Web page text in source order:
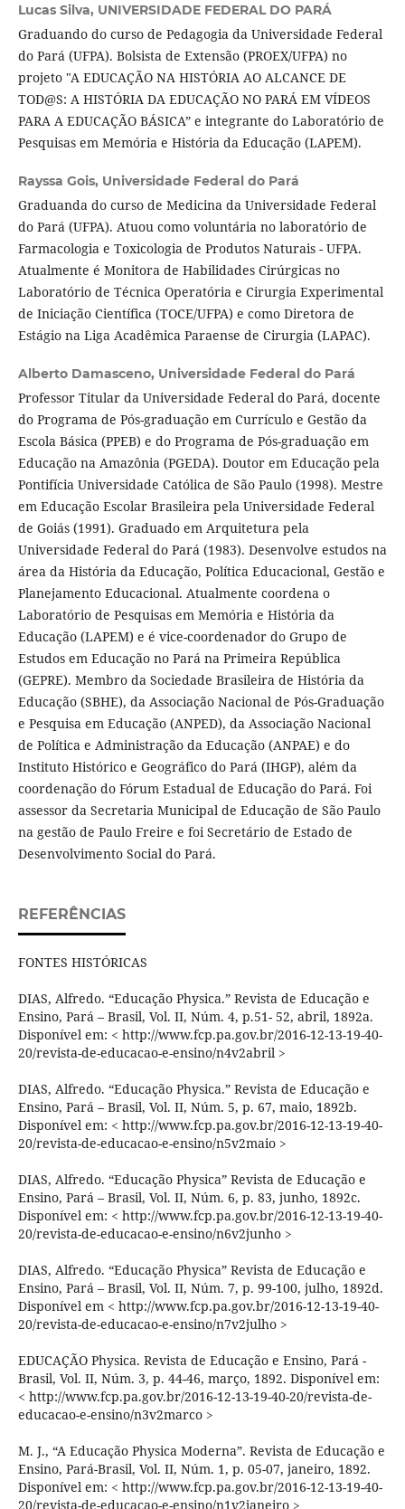
Lucas Silva, UNIVERSIDADE FEDERAL DO PARÁ
Graduando do curso de Pedagogia da Universidade Federal
do Pará (UFPA). Bolsista de Extensão (PROEX/UFPA) no
projeto "A EDUCAÇÃO NA HISTÓRIA AO ALCANCE DE
TOD@S: A HISTÓRIA DA EDUCAÇÃO NO PARÁ EM VÍDEOS
PARA A EDUCAÇÃO BÁSICA” e integrante do Laboratório de
Pesquisas em Memória e História da Educação (LAPEM).
Rayssa Gois, Universidade Federal do Pará
Graduanda do curso de Medicina da Universidade Federal
do Pará (UFPA). Atuou como voluntária no laboratório de
Farmacologia e Toxicologia de Produtos Naturais - UFPA.
Atualmente é Monitora de Habilidades Cirúrgicas no
Laboratório de Técnica Operatória e Cirurgia Experimental
de Iniciação Científica (TOCE/UFPA) e como Diretora de
Estágio na Liga Acadêmica Paraense de Cirurgia (LAPAC).
Alberto Damasceno, Universidade Federal do Pará
Professor Titular da Universidade Federal do Pará, docente
do Programa de Pós-graduação em Currículo e Gestão da
Escola Básica (PPEB) e do Programa de Pós-graduação em
Educação na Amazônia (PGEDA). Doutor em Educação pela
Pontifícia Universidade Católica de São Paulo (1998). Mestre
em Educação Escolar Brasileira pela Universidade Federal
de Goiás (1991). Graduado em Arquitetura pela
Universidade Federal do Pará (1983). Desenvolve estudos na
área da História da Educação, Política Educacional, Gestão e
Planejamento Educacional. Atualmente coordena o
Laboratório de Pesquisas em Memória e História da
Educação (LAPEM) e é vice-coordenador do Grupo de
Estudos em Educação no Pará na Primeira República
(GEPRE). Membro da Sociedade Brasileira de História da
Educação (SBHE), da Associação Nacional de Pós-Graduação
e Pesquisa em Educação (ANPED), da Associação Nacional
de Política e Administração da Educação (ANPAE) e do
Instituto Histórico e Geográfico do Pará (IHGP), além da
coordenação do Fórum Estadual de Educação do Pará. Foi
assessor da Secretaria Municipal de Educação de São Paulo
na gestão de Paulo Freire e foi Secretário de Estado de
Desenvolvimento Social do Pará.
REFERÊNCIAS
FONTES HISTÓRICAS
DIAS, Alfredo. “Educação Physica.” Revista de Educação e
Ensino, Pará – Brasil, Vol. II, Núm. 4, p.51- 52, abril, 1892a.
Disponível em: < http://www.fcp.pa.gov.br/2016-12-13-19-40-
20/revista-de-educacao-e-ensino/n4v2abril >
DIAS, Alfredo. “Educação Physica.” Revista de Educação e
Ensino, Pará – Brasil, Vol. II, Núm. 5, p. 67, maio, 1892b.
Disponível em: < http://www.fcp.pa.gov.br/2016-12-13-19-40-
20/revista-de-educacao-e-ensino/n5v2maio >
DIAS, Alfredo. “Educação Physica” Revista de Educação e
Ensino, Pará – Brasil, Vol. II, Núm. 6, p. 83, junho, 1892c.
Disponível em: < http://www.fcp.pa.gov.br/2016-12-13-19-40-
20/revista-de-educacao-e-ensino/n6v2junho >
DIAS, Alfredo. “Educação Physica” Revista de Educação e
Ensino, Pará – Brasil, Vol. II, Núm. 7, p. 99-100, julho, 1892d.
Disponível em < http://www.fcp.pa.gov.br/2016-12-13-19-40-
20/revista-de-educacao-e-ensino/n7v2julho >
EDUCAÇÃO Physica. Revista de Educação e Ensino, Pará -
Brasil, Vol. II, Núm. 3, p. 44-46, março, 1892. Disponível em:
< http://www.fcp.pa.gov.br/2016-12-13-19-40-20/revista-de-
educacao-e-ensino/n3v2marco >
M. J., “A Educação Physica Moderna”. Revista de Educação e
Ensino, Pará-Brasil, Vol. II, Núm. 1, p. 05-07, janeiro, 1892.
Disponível em: < http://www.fcp.pa.gov.br/2016-12-13-19-40-
20/revista-de-educacao-e-ensino/n1v2janeiro >